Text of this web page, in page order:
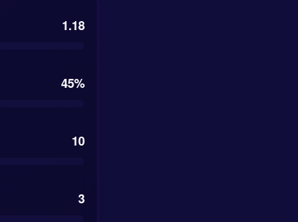
1.18
45%
10
3